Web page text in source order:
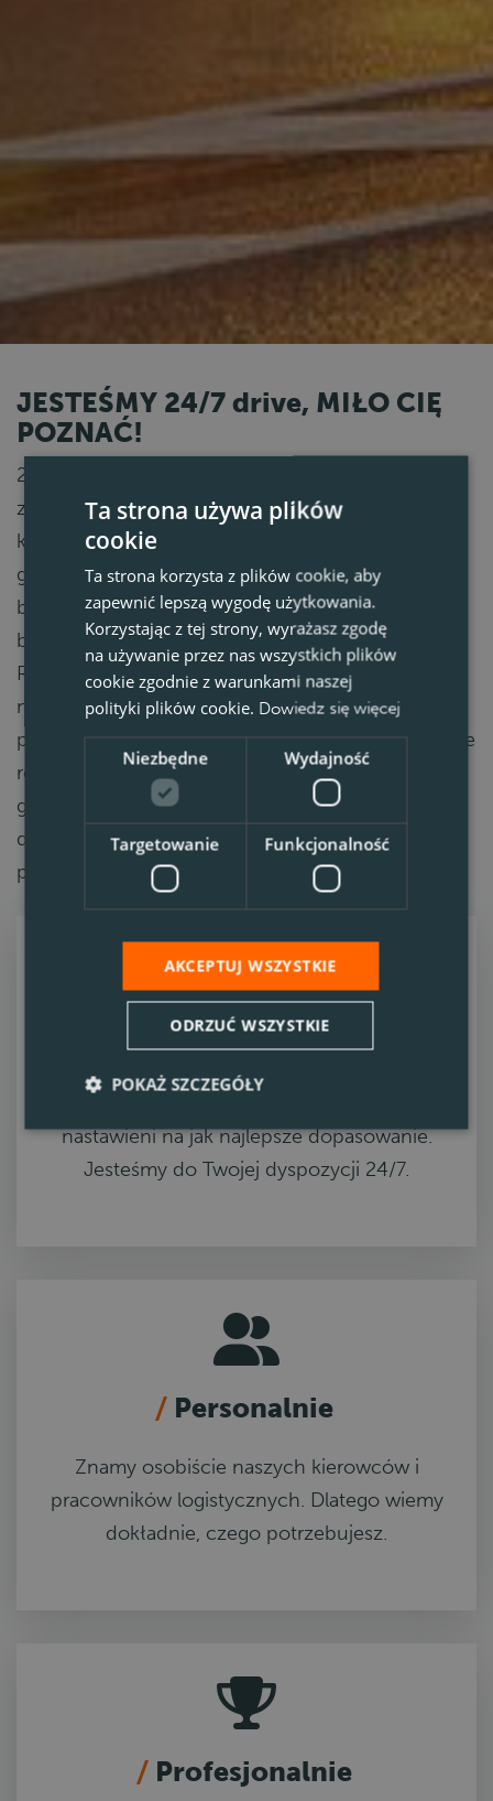
JESTEŚMY 24/7 drive, MIŁO CIĘ
POZNAĆ!
24/7 drive to ambitna i profesjonalna firma
zajmująca się długoterminowym zatrudnieniem,
która swoje korzenie ma w Holandii. Skupiamy się
głównie na kierowcach i innych specjalistach z
branży logistycznej z całej Europy. Posiadamy
biura rekrutacyjne w Polsce, Rumunii i na Litwie.
Robimy to już od wielu lat i w tym czasie udało
nam się zbudować i utrzymać szeroką sieć
profesjonalistów w całej Europie. Oddział w Polsce
rekrutuje pracowników na rynek zachodni,
głównie do pracy w Holandii, ale rozwija również
działalność w kraju i zatrudnia kierowców w
polskich firmach.
Indywidualnie
nastawieni na jak najlepsze dopasowanie.
Jesteśmy do Twojej dyspozycji 24/7.
Personalnie
Znamy osobiście naszych kierowców i
pracowników logistycznych. Dlatego wiemy
dokładnie, czego potrzebujesz.
Profesjonalnie
Ta strona używa plików
cookie
Ta strona korzysta z plików cookie, aby
zapewnić lepszą wygodę użytkowania.
Korzystając z tej strony, wyrażasz zgodę
na używanie przez nas wszystkich plików
cookie zgodnie z warunkami naszej
polityki plików cookie. Dowiedz się więcej
Niezbędne Wydajność
Targetowanie Funkcjonalność
AKCEPTUJ WSZYSTKIE
ODRZUĆ WSZYSTKIE
POKAŻ SZCZEGÓŁY